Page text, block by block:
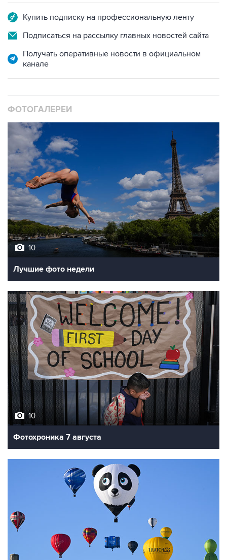
Купить подписку на профессиональную ленту
Подписаться на рассылку главных новостей сайта
Получать оперативные новости в официальном
канале
ФОТОГАЛЕРЕИ
10
Лучшие фото недели
10
Фотохроника 7 августа